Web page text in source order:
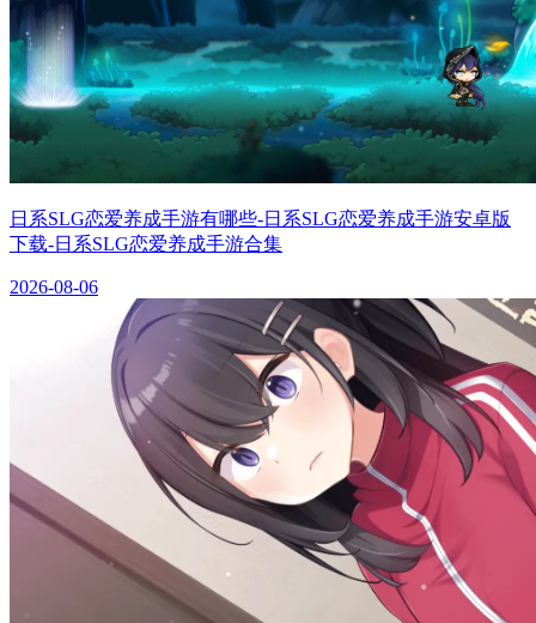
日系SLG恋爱养成手游有哪些-日系SLG恋爱养成手游安卓版
下载-日系SLG恋爱养成手游合集
2026-08-06